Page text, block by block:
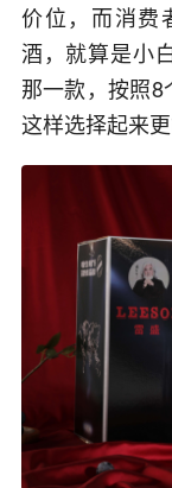
价位，而消费
酒，就算是小
那一款，按照8
这样选择起来更